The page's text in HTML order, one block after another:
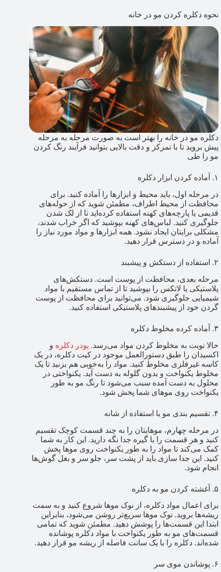
نحوه دکلره کردن مو در خانه
دکلره مو در خانه را بهتر است به صورت مرحله به مرحله
پیش بروید تا با تمرکز و دقت بالایی بتوانید فرآیند رنگ کردن
مو را طی
۱. آماده کردن ابزار دکلره
در مرحله اول، باید محیط و ابزارها را آماده کنید. برای
محافظت از محیط اطراف، مطمئن شوید که از حوله‌های
قدیمی یا پارچه‌های کهنه استفاده کرده‌اید تا از لک شدن
جلوگیری کنید. لباس‌های کهنه بپوشید که اگر خراب شدند،
مشکلی برایتان ایجاد نشود. همه ابزارها و مواد مورد نیاز را
آماده و در دسترس قرار دهید.
۲. استفاده از دستکش و پیشبند
مرحله بعدی، محافظت از پوست است. دستکش‌های
پلاستیکی یا لاتکس را بپوشید تا از تماس مستقیم با مواد
شیمیایی جلوگیری شود. می‌توانید برای محافظت از پوست
گردن خود از پیشبندهای پلاستیکی استفاده کنید.
۳. آماده کرده مخلوط دکلره
حالا نوبت به مخلوط کردن مواد می‌رسد. پودر دکلره و
اکسیدان را طبق دستورالعمل موجود در کیت دکلره، در یک
کاسه غیرفلزی مخلوط کنید. مواد را به‌خوبی هم بزنید تا یک
مخلوط یکنواخت و بدون گلوله به دست آید. یکنواختی در
محلول به دست آمده سبب می‌شود تا رنگ مو به طور
یکنواخت روی موهای شما پخش شود.
۴. تقسیم بندی مو با استفاده از شانه
در مرحله چهارم، موهایتان را به چند قسمت کوچک تقسیم
کنید و هر قسمت را با گیره جدا نگه دارید. این کار به شما
کمک می‌کند تا مواد را به طور یکنواخت روی موها پخش
کنید. این جدا سازی باید از پشت سر، جلو سر و بغل گوش‌ها
انجام شود.
۵. آغشته کردن مو به دکلره
برای اعمال مواد دکلره، از نوک موها شروع کنید و به سمت
ریشه‌ها بروید. نوک موها سریع‌تر روشن می‌شود، بنابراین
ابتدا این قسمت‌ها را پوشش دهید. مطمئن شوید که تمامی
قسمت‌های مو به طور یکنواخت با مواد دکلره پوشانده
شده‌اند. دکلره را با یک سانت فاصله از ریشه مو قرار دهید.
۶. پوشاندن موی سر